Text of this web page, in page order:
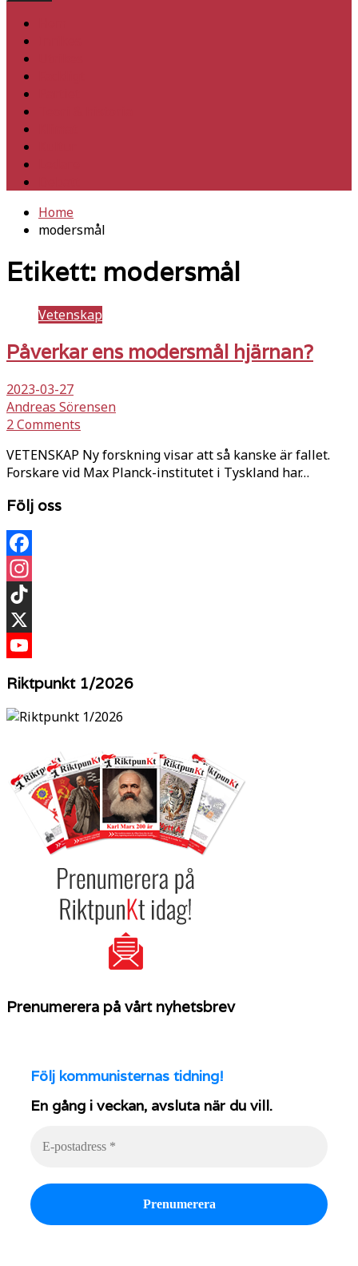
Home
modersmål
Etikett: modersmål
Vetenskap
Påverkar ens modersmål hjärnan?
2023-03-27
Andreas Sörensen
2 Comments
VETENSKAP Ny forskning visar att så kanske är fallet.
Forskare vid Max Planck-institutet i Tyskland har…
Följ oss
Facebook
Instagram
TikTok
X
Riktpunkt 1/2026
Prenumerera på vårt nyhetsbrev
Följ kommunisternas tidning!
En gång i veckan, avsluta när du vill.